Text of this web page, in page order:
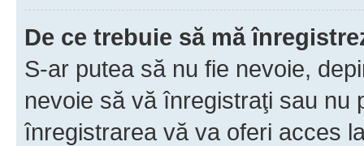
De ce trebuie să mă
S-ar putea să nu fie nevoie,
nevoie să vă înregistraţi sau nu
înregistrarea vă va oferi acces